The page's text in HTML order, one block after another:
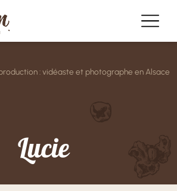
: vidéaste et photographe en Alsace
Lucie